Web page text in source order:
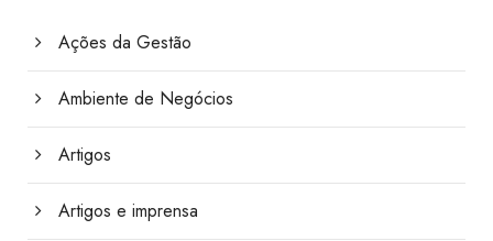
Ações da Gestão
Ambiente de Negócios
Artigos
Artigos e imprensa